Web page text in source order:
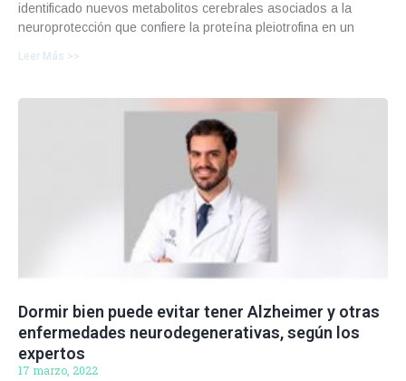
identificado nuevos metabolitos cerebrales asociados a la
neuroprotección que confiere la proteína pleiotrofina en un
Leer Más >>
Dormir bien puede evitar tener Alzheimer y otras
enfermedades neurodegenerativas, según los
expertos
17 marzo, 2022